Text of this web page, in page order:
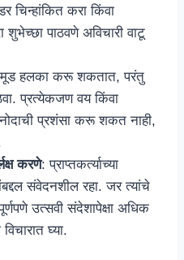
करा किंवा
पाठवणे अविचारी वाटू
मूड हलका करू शकतात, परंतु
प्रत्येकजण वय किंवा
प्रशंसा करू शकत नाही,
करणे: प्राप्तकर्त्याच्या
संवेदनशील रहा. जर त्यांचे
उत्सवी संदेशापेक्षा अधिक
घ्या.